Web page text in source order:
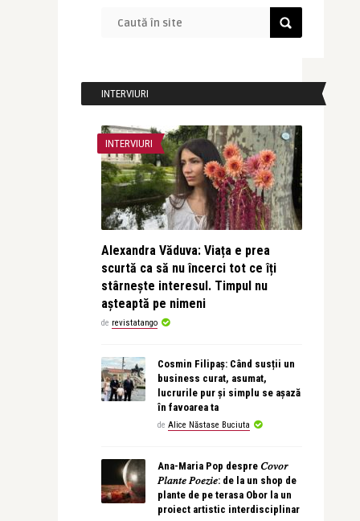
INTERVIURI
INTERVIURI
Alexandra Văduva: Viața e prea
scurtă ca să nu încerci tot ce îți
stârnește interesul. Timpul nu
așteaptă pe nimeni
de revistatango
Cosmin Filipaș: Când susții un
business curat, asumat,
lucrurile pur și simplu se așază
în favoarea ta
de Alice Năstase Buciuta
Ana-Maria Pop despre 𝐶𝑜𝑣𝑜𝑟
𝑃𝑙𝑎𝑛𝑡𝑒 𝑃𝑜𝑒𝑧𝑖𝑒: de la un shop de
plante de pe terasa Obor la un
proiect artistic interdisciplinar